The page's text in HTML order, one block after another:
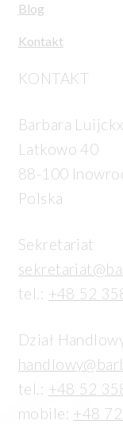
Blog
Kontakt
KONTAKT
Barbara
Latkowo 40
88-100
Polska
Sekretariat
tel.: +48 52
Dział
tel.: +48 52
mobile: +48